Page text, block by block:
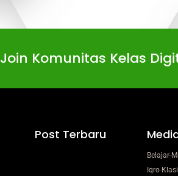
Join Komunitas Kelas
Post Terbaru
Belajar
Iqro